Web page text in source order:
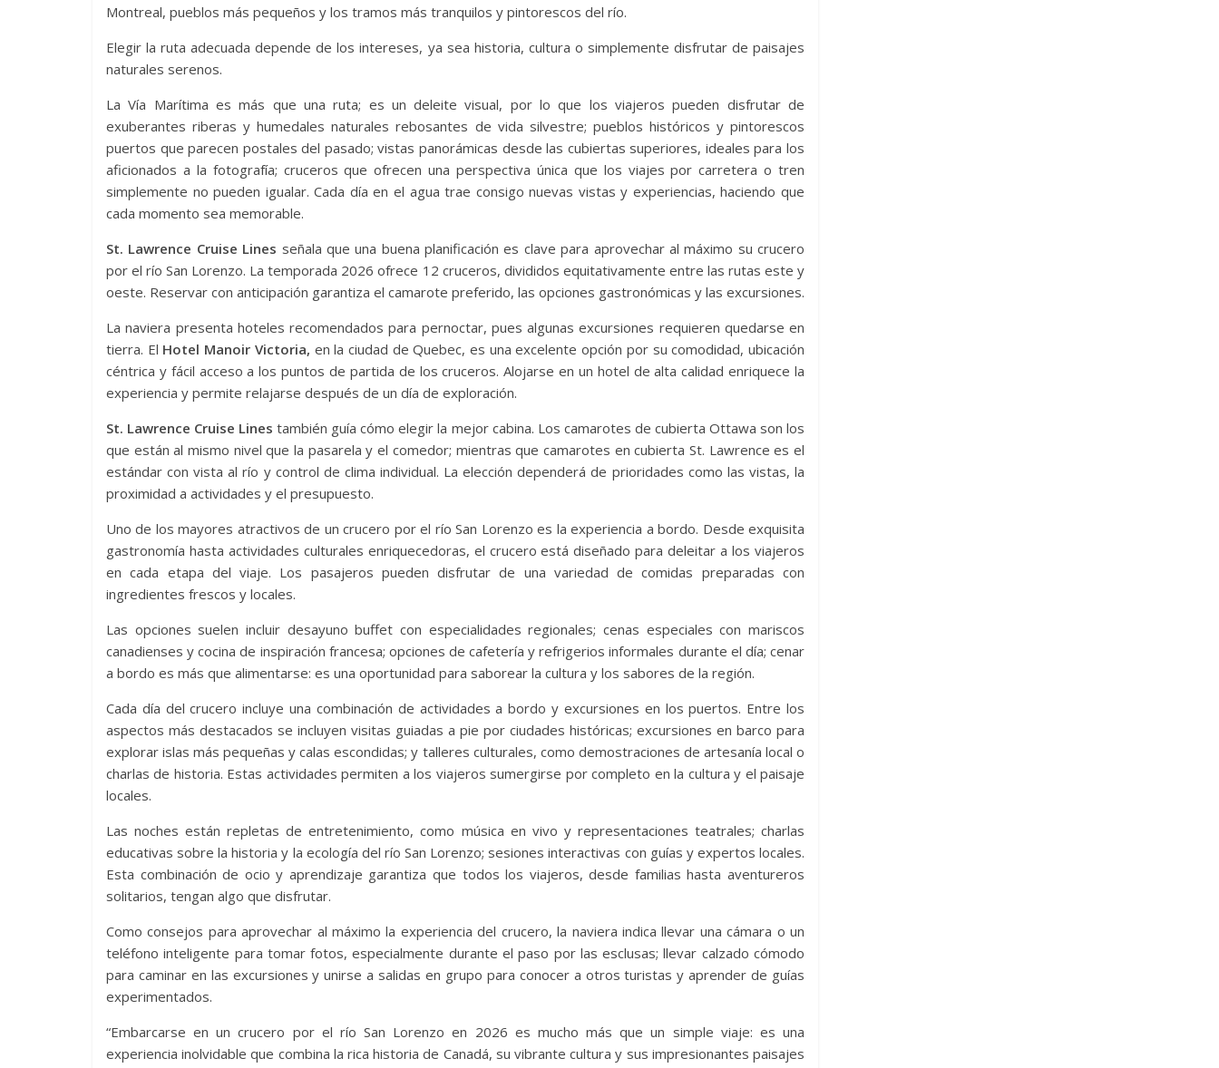
Montreal, pueblos más pequeños y los tramos más tranquilos y pintorescos del río.
Elegir la ruta adecuada depende de los intereses, ya sea historia, cultura o simplemente disfrutar de paisajes
naturales serenos.
La Vía Marítima es más que una ruta; es un deleite visual, por lo que los viajeros pueden disfrutar de
exuberantes riberas y humedales naturales rebosantes de vida silvestre; pueblos históricos y pintorescos
puertos que parecen postales del pasado; vistas panorámicas desde las cubiertas superiores, ideales para los
aficionados a la fotografía; cruceros que ofrecen una perspectiva única que los viajes por carretera o tren
simplemente no pueden igualar. Cada día en el agua trae consigo nuevas vistas y experiencias, haciendo que
cada momento sea memorable.
St. Lawrence Cruise Lines señala que una buena planificación es clave para aprovechar al máximo su crucero
por el río San Lorenzo. La temporada 2026 ofrece 12 cruceros, divididos equitativamente entre las rutas este y
oeste. Reservar con anticipación garantiza el camarote preferido, las opciones gastronómicas y las excursiones.
La naviera presenta hoteles recomendados para pernoctar, pues algunas excursiones requieren quedarse en
tierra. El Hotel Manoir Victoria, en la ciudad de Quebec, es una excelente opción por su comodidad, ubicación
céntrica y fácil acceso a los puntos de partida de los cruceros. Alojarse en un hotel de alta calidad enriquece la
experiencia y permite relajarse después de un día de exploración.
St. Lawrence Cruise Lines también guía cómo elegir la mejor cabina. Los camarotes de cubierta Ottawa son los
que están al mismo nivel que la pasarela y el comedor; mientras que camarotes en cubierta St. Lawrence es el
estándar con vista al río y control de clima individual. La elección dependerá de prioridades como las vistas, la
proximidad a actividades y el presupuesto.
Uno de los mayores atractivos de un crucero por el río San Lorenzo es la experiencia a bordo. Desde exquisita
gastronomía hasta actividades culturales enriquecedoras, el crucero está diseñado para deleitar a los viajeros
en cada etapa del viaje. Los pasajeros pueden disfrutar de una variedad de comidas preparadas con
ingredientes frescos y locales.
Las opciones suelen incluir desayuno buffet con especialidades regionales; cenas especiales con mariscos
canadienses y cocina de inspiración francesa; opciones de cafetería y refrigerios informales durante el día; cenar
a bordo es más que alimentarse: es una oportunidad para saborear la cultura y los sabores de la región.
Cada día del crucero incluye una combinación de actividades a bordo y excursiones en los puertos. Entre los
aspectos más destacados se incluyen visitas guiadas a pie por ciudades históricas; excursiones en barco para
explorar islas más pequeñas y calas escondidas; y talleres culturales, como demostraciones de artesanía local o
charlas de historia. Estas actividades permiten a los viajeros sumergirse por completo en la cultura y el paisaje
locales.
Las noches están repletas de entretenimiento, como música en vivo y representaciones teatrales; charlas
educativas sobre la historia y la ecología del río San Lorenzo; sesiones interactivas con guías y expertos locales.
Esta combinación de ocio y aprendizaje garantiza que todos los viajeros, desde familias hasta aventureros
solitarios, tengan algo que disfrutar.
Como consejos para aprovechar al máximo la experiencia del crucero, la naviera indica llevar una cámara o un
teléfono inteligente para tomar fotos, especialmente durante el paso por las esclusas; llevar calzado cómodo
para caminar en las excursiones y unirse a salidas en grupo para conocer a otros turistas y aprender de guías
experimentados.
“Embarcarse en un crucero por el río San Lorenzo en 2026 es mucho más que un simple viaje: es una
experiencia inolvidable que combina la rica historia de Canadá, su vibrante cultura y sus impresionantes paisajes